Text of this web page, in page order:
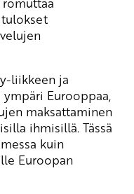
liikkeen ja
Eurooppaa,
maksattaminen
ihmisillä. Tässä
kuin
Euroopan